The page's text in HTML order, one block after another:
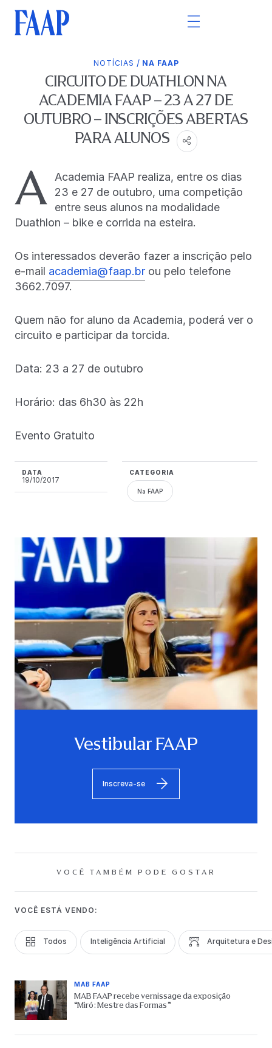
NOTÍCIAS / NA FAAP
CIRCUITO DE DUATHLON NA
ACADEMIA FAAP – 23 A 27 DE
OUTUBRO – INSCRIÇÕES ABERTAS
PARA ALUNOS
A
Academia FAAP realiza, entre os dias
23 e 27 de outubro, uma competição
entre seus alunos na modalidade
Duathlon – bike e corrida na esteira.
Os interessados deverão fazer a inscrição pelo
e-mail academia@faap.br ou pelo telefone
3662.7097.
Quem não for aluno da Academia, poderá ver o
circuito e participar da torcida.
Data: 23 a 27 de outubro
Horário: das 6h30 às 22h
Evento Gratuito
DATA
19/10/2017
CATEGORIA
Na FAAP
Vestibular FAAP
Inscreva-se
VOCÊ TAMBÉM PODE GOSTAR
VOCÊ ESTÁ VENDO:
Todos Inteligência Artificial Arquitetura e
MAB FAAP
MAB FAAP recebe vernissage da exposição
“Miró: Mestre das Formas”